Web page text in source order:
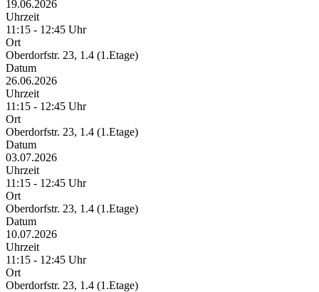
19.06.2026
Uhrzeit
11:15 - 12:45 Uhr
Ort
Oberdorfstr. 23, 1.4 (1.Etage)
Datum
26.06.2026
Uhrzeit
11:15 - 12:45 Uhr
Ort
Oberdorfstr. 23, 1.4 (1.Etage)
Datum
03.07.2026
Uhrzeit
11:15 - 12:45 Uhr
Ort
Oberdorfstr. 23, 1.4 (1.Etage)
Datum
10.07.2026
Uhrzeit
11:15 - 12:45 Uhr
Ort
Oberdorfstr. 23, 1.4 (1.Etage)